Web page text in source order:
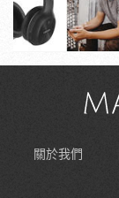
關於我們